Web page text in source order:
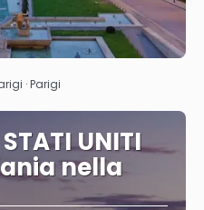
· Parigi
STATI UNITI
nella